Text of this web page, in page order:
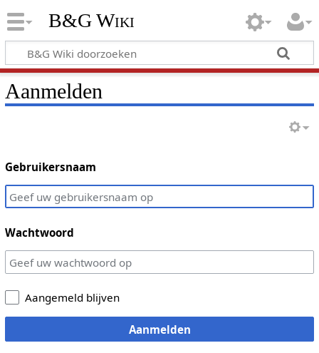
B&G Wiki
Aanmelden
Gebruikersnaam
Wachtwoord
Aangemeld blijven
Aanmelden